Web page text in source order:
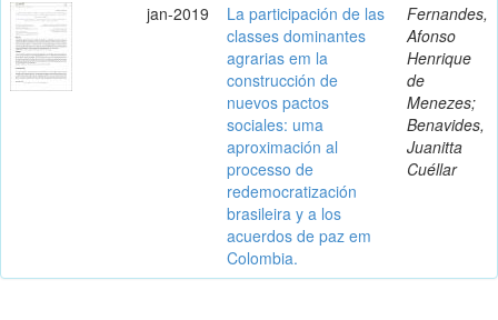
jan-2019
La participación de las
classes dominantes
agrarias em la
construcción de
nuevos pactos
sociales: uma
aproximación al
processo de
redemocratización
brasileira y a los
acuerdos de paz em
Colombia.
Fernandes,
Afonso
Henrique
de
Menezes;
Benavides,
Juanitta
Cuéllar